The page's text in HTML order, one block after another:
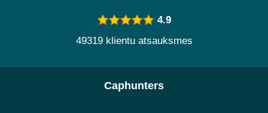
4.9
49319 klientu atsauksmes
Caphunters